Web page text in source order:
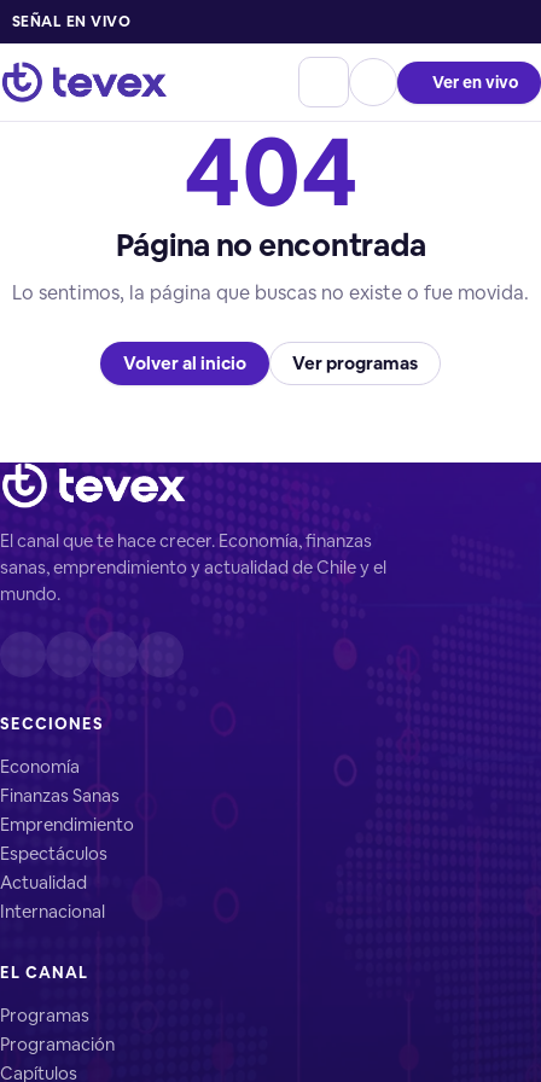
SEÑAL EN VIVO
Ver en vivo
404
Página no encontrada
Lo sentimos, la página que buscas no existe o fue movida.
Volver al inicio Ver programas
El canal que te hace crecer. Economía, finanzas
sanas, emprendimiento y actualidad de Chile y el
mundo.
SECCIONES
Economía
Finanzas Sanas
Emprendimiento
Espectáculos
Actualidad
Internacional
EL CANAL
Programas
Programación
Capítulos